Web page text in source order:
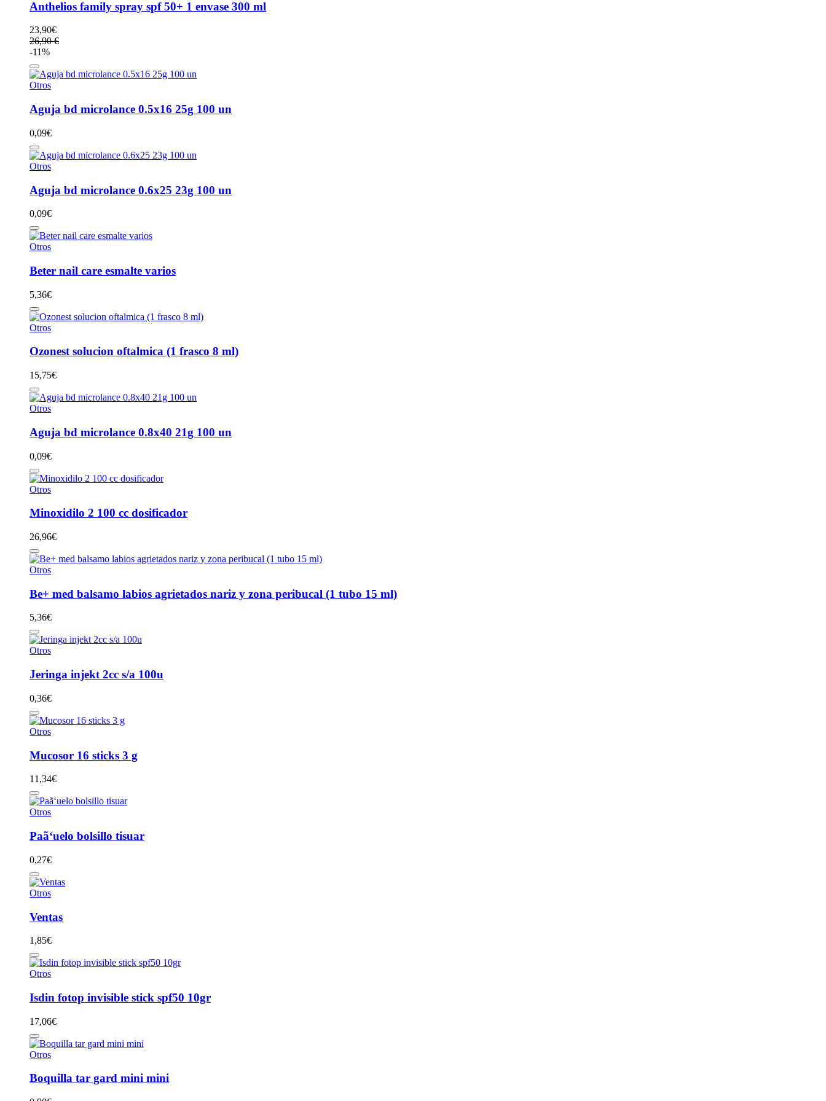
Anthelios family spray spf 50+ 1 envase 300 ml
23,90€
26,90 €
-11%
Otros
Aguja bd microlance 0.5x16 25g 100 un
0,09€
Otros
Aguja bd microlance 0.6x25 23g 100 un
0,09€
Otros
Beter nail care esmalte varios
5,36€
Otros
Ozonest solucion oftalmica (1 frasco 8 ml)
15,75€
Otros
Aguja bd microlance 0.8x40 21g 100 un
0,09€
Otros
Minoxidilo 2 100 cc dosificador
26,96€
Otros
Be+ med balsamo labios agrietados nariz y zona peribucal (1 tubo 15 ml)
5,36€
Otros
Jeringa injekt 2cc s/a 100u
0,36€
Otros
Mucosor 16 sticks 3 g
11,34€
Otros
Paã‘uelo bolsillo tisuar
0,27€
Otros
Ventas
1,85€
Otros
Isdin fotop invisible stick spf50 10gr
17,06€
Otros
Boquilla tar gard mini mini